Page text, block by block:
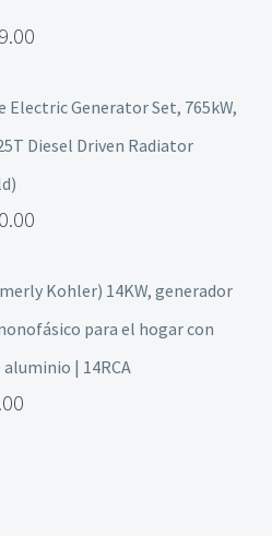
Electric Generator Set, 765kW,
Diesel Driven Radiator
Kohler) 14KW, generador
para el hogar con
| 14RCA